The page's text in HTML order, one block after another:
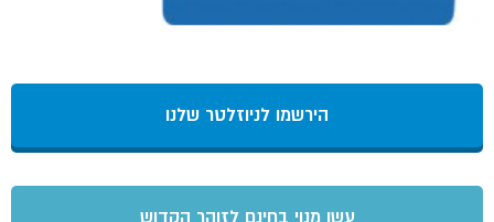
הירשמו לניוזלטר שלנו
עשו מנוי בחינם לזוהר הקדוש